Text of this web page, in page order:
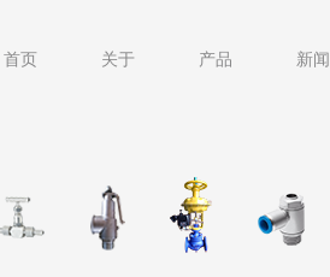
首页 关于 产品 新闻